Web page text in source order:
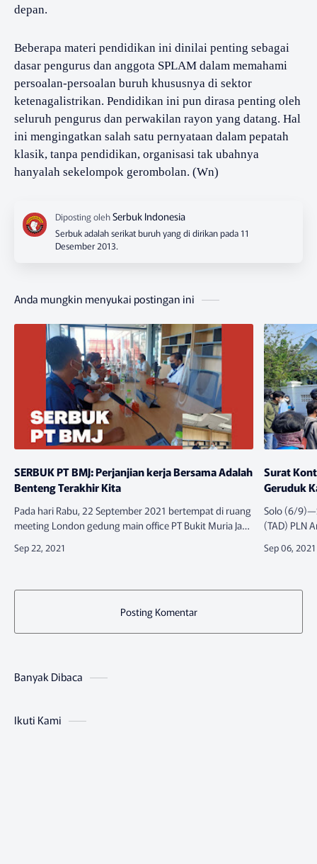
depan.
Beberapa materi pendidikan ini dinilai penting sebagai
dasar pengurus dan anggota SPLAM dalam memahami
persoalan-persoalan buruh khususnya di sektor
ketenagalistrikan. Pendidikan ini pun dirasa penting oleh
seluruh pengurus dan perwakilan rayon yang datang. Hal
ini mengingatkan salah satu pernyataan dalam pepatah
klasik, tanpa pendidikan, organisasi tak ubahnya
hanyalah sekelompok gerombolan. (Wn)
Serbuk adalah serikat buruh yang di dirikan pada 11
Desember 2013.
Anda mungkin menyukai postingan ini
SERBUK PT BMJ: Perjanjian kerja Bersama Adalah
Benteng Terakhir Kita
Pada hari Rabu, 22 September 2021 bertempat di ruang
meeting London gedung main office PT Bukit Muria Jaya
Kerja B…
Surat
Geruduk
Solo (6/
(TAD) PLN
Soloraya
Posting Komentar
Banyak Dibaca
Ikuti Kami